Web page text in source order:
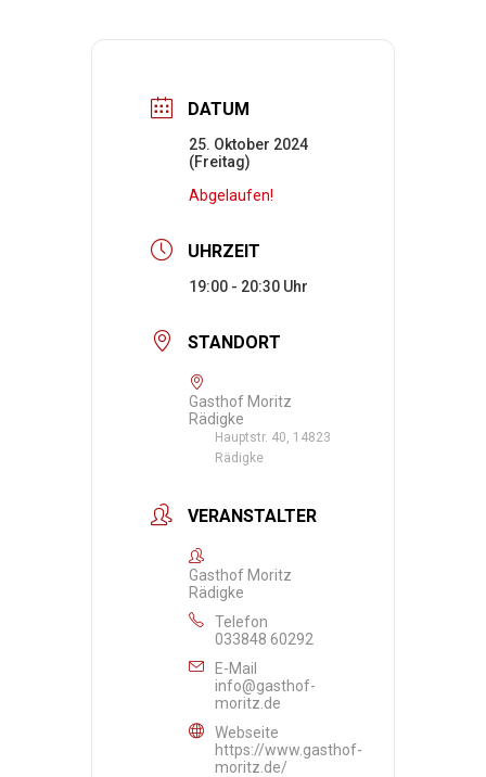
DATUM
25. Oktober 2024
(Freitag)
Abgelaufen!
UHRZEIT
19:00 - 20:30
STANDORT
Gasthof Moritz
Rädigke
Hauptstr. 40, 14823
Rädigke
VERANSTALTER
Gasthof Moritz
Rädigke
Telefon
033848 60292
E-Mail
info@gasthof-
moritz.de
Webseite
https://www.gasthof-
moritz.de/